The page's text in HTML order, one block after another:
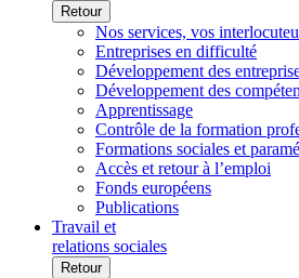
Retour
Nos services, vos
Entreprises en difficulté
Développement des
Développement des
Apprentissage
Contrôle de la formation
Formations sociales et
Accès et retour à l’emploi
Fonds européens
Publications
Travail et
relations sociales
Retour